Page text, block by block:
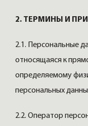
2. ТЕРМИНЫ И
2.1. Персональные
относящаяся к
определяемому
персональных
2.2. Оператор